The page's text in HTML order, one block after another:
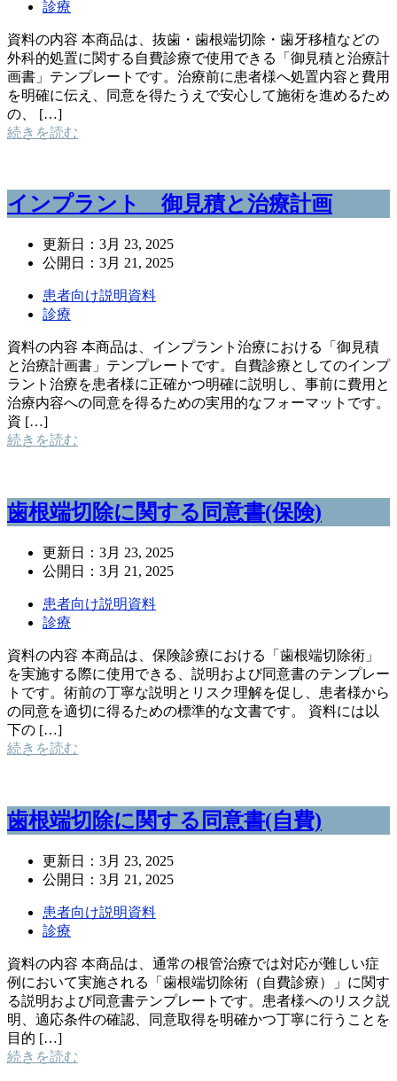
診療
資料の内容 本商品は、抜歯・歯根端切除・歯牙移植などの
外科的処置に関する自費診療で使用できる「御見積と治療計
画書」テンプレートです。治療前に患者様へ処置内容と費用
を明確に伝え、同意を得たうえで安心して施術を進めるため
の、 […]
続きを読む
インプラント 御見積と治療計画
更新日： 3月 23, 2025
公開日： 3月 21, 2025
患者向け説明資料
診療
資料の内容 本商品は、インプラント治療における「御見積
と治療計画書」テンプレートです。自費診療としてのインプ
ラント治療を患者様に正確かつ明確に説明し、事前に費用と
治療内容への同意を得るための実用的なフォーマットです。
資 […]
続きを読む
歯根端切除に関する同意書(保険)
更新日： 3月 23, 2025
公開日： 3月 21, 2025
患者向け説明資料
診療
資料の内容 本商品は、保険診療における「歯根端切除術」
を実施する際に使用できる、説明および同意書のテンプレー
トです。術前の丁寧な説明とリスク理解を促し、患者様から
の同意を適切に得るための標準的な文書です。 資料には以
下の […]
続きを読む
歯根端切除に関する同意書(自費)
更新日： 3月 23, 2025
公開日： 3月 21, 2025
患者向け説明資料
診療
資料の内容 本商品は、通常の根管治療では対応が難しい症
例において実施される「歯根端切除術（自費診療）」に関す
る説明および同意書テンプレートです。患者様へのリスク説
明、適応条件の確認、同意取得を明確かつ丁寧に行うことを
目的 […]
続きを読む